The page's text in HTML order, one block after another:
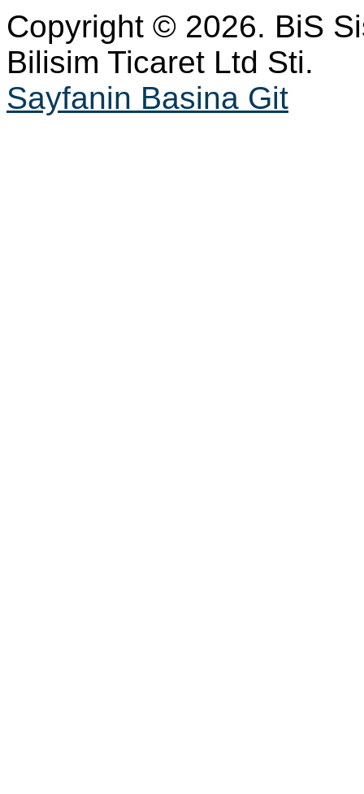
Copyright © 2026. BiS
Bilisim Ticaret Ltd Sti.
Sayfanin Basina Git